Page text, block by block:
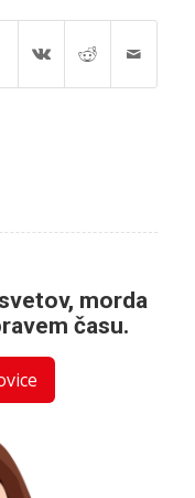
morda
času.